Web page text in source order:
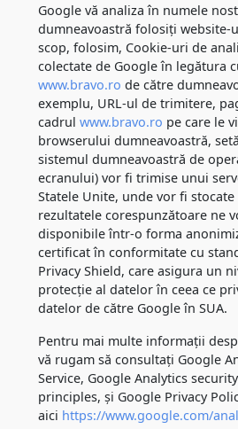
Google vă analiza în numele
dumneavoastră folosiți website-
scop, folosim, Cookie-uri de
colectate de Google în legătura
www.bravo.ro de către
exemplu, URL-ul de trimitere,
cadrul www.bravo.ro pe care le
browserului dumneavoastră,
sistemul dumneavoastră de
ecranului) vor fi trimise unui
Statele Unite, unde vor fi stocate
rezultatele corespunzătoare ne
disponibile într-o forma
certificat în conformitate cu
Privacy Shield, care asigura un
protecție al datelor în ceea ce
datelor de către Google în SUA.
Pentru mai multe informații
vă rugam să consultați Google
Service, Google Analytics
principles, și Google Privacy
aici https://www.google.com/